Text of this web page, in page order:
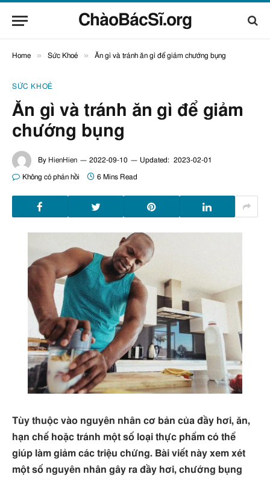
ChàoBácSĩ.org
Home » Sức Khoẻ » Ăn gì và tránh ăn gì để giảm chướng bụng
SỨC KHOẺ
Ăn gì và tránh ăn gì để giảm
chướng bụng
By HienHien 2022-09-10 Updated: 2023-02-01
Không có phản hồi 6 Mins Read
Tùy thuộc vào nguyên nhân cơ bản của đầy hơi, ăn,
hạn chế hoặc tránh một số loại thực phẩm có thể
giúp làm giảm các triệu chứng. Bài viết này xem xét
một số nguyên nhân gây ra đầy hơi, chướng bụng